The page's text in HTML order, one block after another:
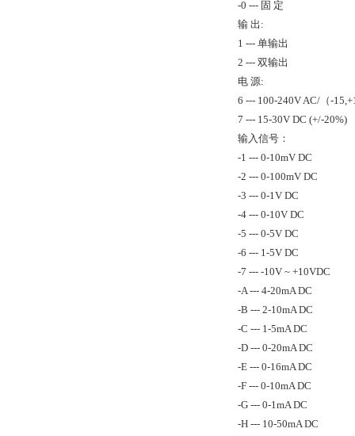
-0 --- 固 定
输 出:
1 --- 单输出
2 --- 双输出
电 源:
6 --- 100-240V AC/（-
7 --- 15-30V DC (+/-20%)
输入信号：
-1 --- 0-10mV DC
-2 --- 0-100mV DC
-3 --- 0-1V DC
-4 --- 0-10V DC
-5 --- 0-5V DC
-6 --- 1-5V DC
-7 --- -10V ~ +10VDC
-A --- 4-20mA DC
-B --- 2-10mA DC
-C --- 1-5mA DC
-D --- 0-20mA DC
-E --- 0-16mA DC
-F --- 0-10mA DC
-G --- 0-1mA DC
-H --- 10-50mA DC